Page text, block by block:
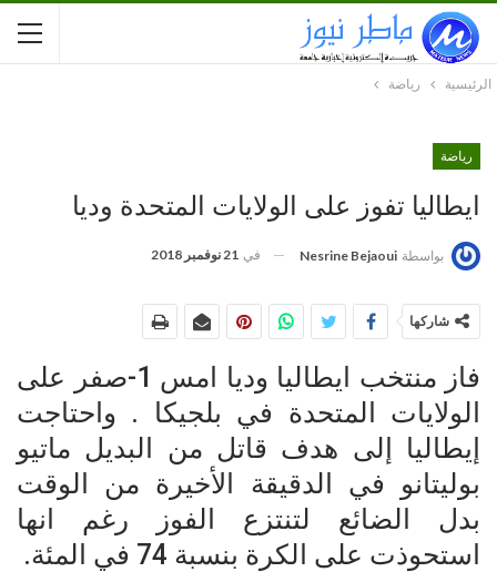
الرئيسية رياضة
رياضة
ايطاليا تفوز على الولايات المتحدة وديا
بواسطة Nesrine Bejaoui في 21 نوفمبر 2018
شاركها
فاز منتخب ايطاليا وديا امس 1-صفر على
الولايات المتحدة في بلجيكا . واحتاجت
إيطاليا إلى هدف قاتل من البديل ماتيو
بوليتانو في الدقيقة الأخيرة من الوقت
بدل الضائع لتنتزع الفوز رغم انها
استحوذت على الكرة بنسبة 74 في المئة.